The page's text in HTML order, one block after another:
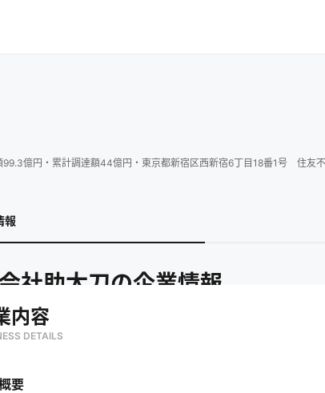
99.3億円 ・ 累計調達額44億円 ・ 東京都新宿区西新宿6丁目18番1号 住友
報
社助太刀の企業情報
内容
DETAILS
要